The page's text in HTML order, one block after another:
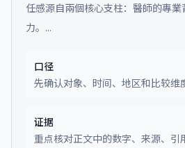
任感源自兩個核心支柱：醫師的專
力。...
口径
先确认对象、时间、地区和比较维
证据
重点核对正文中的数字、来源、引